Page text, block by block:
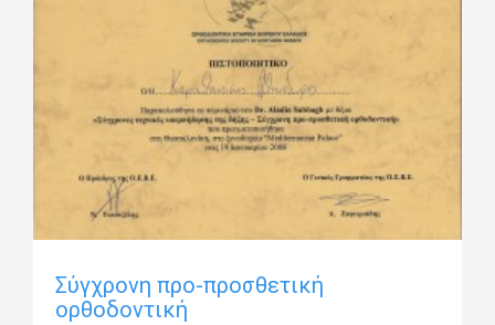
Σύγχρονη προ-προσθετική
ορθοδοντική